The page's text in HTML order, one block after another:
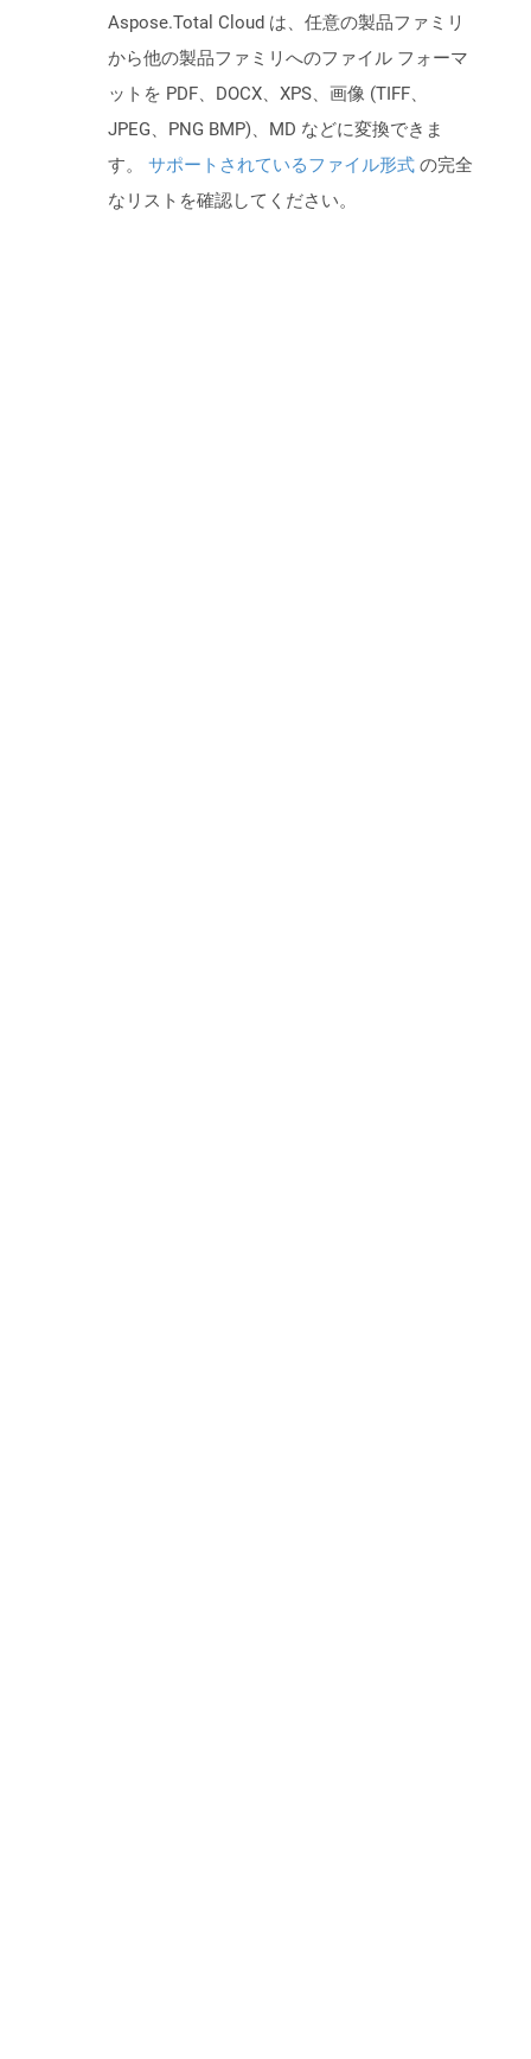
Aspose.Total Cloud は、任意の製品ファミリ
から他の製品ファミリへのファイル フォーマ
ットを PDF、DOCX、XPS、画像 (TIFF、
JPEG、PNG BMP)、MD などに変換できま
す。 サポートされているファイル形式 の完全
なリストを確認してください。